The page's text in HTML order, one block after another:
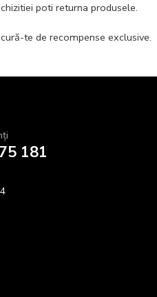
poti returna produsele.
te de recompense exclusive.
181